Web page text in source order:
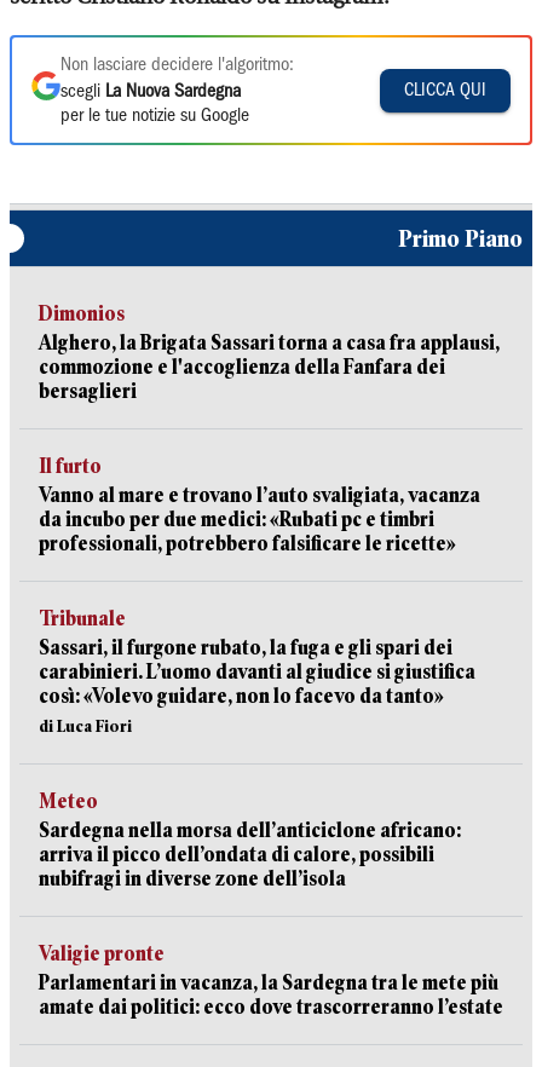
Non lasciare decidere l'algoritmo:
scegli La Nuova Sardegna
per le tue notizie su Google
CLICCA QUI
Primo Piano
Dimonios
Alghero, la Brigata Sassari torna a casa fra applausi,
commozione e l'accoglienza della Fanfara dei
bersaglieri
Il furto
Vanno al mare e trovano l’auto svaligiata, vacanza
da incubo per due medici: «Rubati pc e timbri
professionali, potrebbero falsificare le ricette»
Tribunale
Sassari, il furgone rubato, la fuga e gli spari dei
carabinieri. L’uomo davanti al giudice si giustifica
così: «Volevo guidare, non lo facevo da tanto»
di Luca Fiori
Meteo
Sardegna nella morsa dell’anticiclone africano:
arriva il picco dell’ondata di calore, possibili
nubifragi in diverse zone dell’isola
Valigie pronte
Parlamentari in vacanza, la Sardegna tra le mete più
amate dai politici: ecco dove trascorreranno l’estate